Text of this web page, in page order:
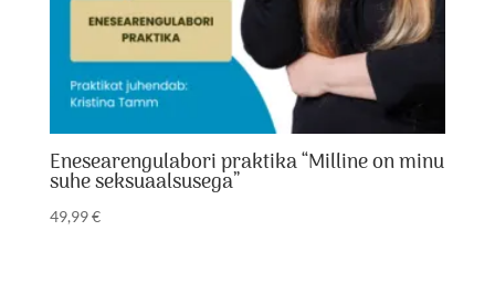
Enesearengulabori praktika “Milline on minu
suhe seksuaalsusega”
49,99€